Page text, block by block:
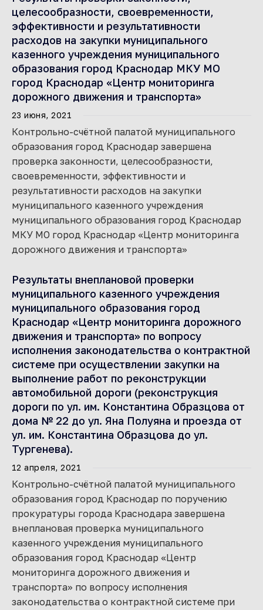
целесообразности, своевременности,
эффективности и результативности
расходов на закупки муниципального
казенного учреждения муниципального
образования город Краснодар МКУ МО
город Краснодар «Центр мониторинга
дорожного движения и транспорта»
23 июня, 2021
Контрольно-счётной палатой муниципального
образования город Краснодар завершена
проверка законности, целесообразности,
своевременности, эффективности и
результативности расходов на закупки
муниципального казенного учреждения
муниципального образования город Краснодар
МКУ МО город Краснодар «Центр мониторинга
дорожного движения и транспорта»
Результаты внеплановой проверки
муниципального казенного учреждения
муниципального образования город
Краснодар «Центр мониторинга дорожного
движения и транспорта» по вопросу
исполнения законодательства о контрактной
системе при осуществлении закупки на
выполнение работ по реконструкции
автомобильной дороги (реконструкция
дороги по ул. им. Константина Образцова от
дома № 22 до ул. Яна Полуяна и проезда от
ул. им. Константина Образцова до ул.
Тургенева).
12 апреля, 2021
Контрольно-счётной палатой муниципального
образования город Краснодар по поручению
прокуратуры города Краснодара завершена
внеплановая проверка муниципального
казенного учреждения муниципального
образования город Краснодар «Центр
мониторинга дорожного движения и
транспорта» по вопросу исполнения
законодательства о контрактной системе при